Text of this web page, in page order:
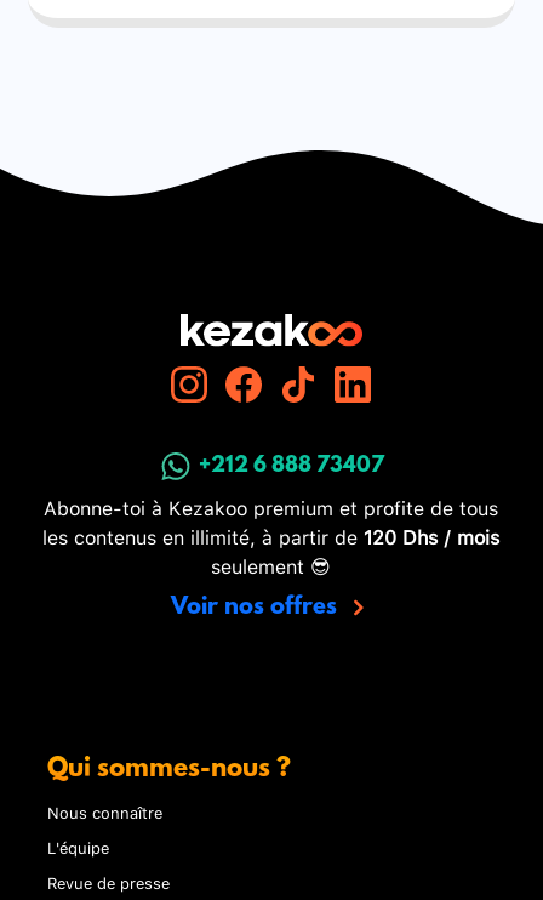
+212 6 888 73407
Abonne-toi à Kezakoo premium et profite de tous
les contenus en illimité, à partir de 120 Dhs / mois
seulement 😎
Voir nos offres
Qui sommes-nous ?
Nous connaître
L'équipe
Revue de presse